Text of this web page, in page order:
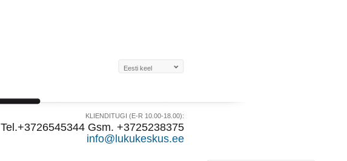
KLIENDITUGI (E-R 10.00-18.00):
Tel.+3726545344 Gsm. +3725238375
info@lukukeskus.ee